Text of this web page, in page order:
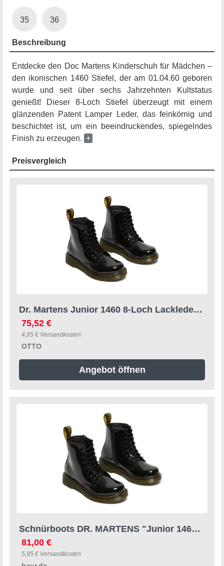
35 36
Beschreibung
Entdecke den Doc Martens Kinderschuh für Mädchen –
den ikonischen 1460 Stiefel, der am 01.04.60 geboren
wurde und seit über sechs Jahrzehnten Kultstatus
genießt! Dieser 8-Loch Stiefel überzeugt mit einem
glänzenden Patent Lamper Leder, das feinkörnig und
beschichtet ist, um ein beeindruckendes, spiegelndes
Finish zu erzeugen. +
Preisvergleich
Dr. Martens Junior 1460 8-Loch Lacklederstiefel Schnürboots Lackstiefel, Kinderstiefel, Freizeitschuh mit Reißverschluss
75,52 €
4,95 € Versandkosten
OTTO
Angebot öffnen
Schnürboots DR. MARTENS "Junior 1460 8-Loch Lacklederstiefel", Damen, Gr. 30, schwarz, Lackleder, glänzend, Schuhe Schnürboots, Lackstiefel, Kinderstiefel, Freizeitschuh mit Reißverschluss
81,00 €
5,95 € Versandkosten